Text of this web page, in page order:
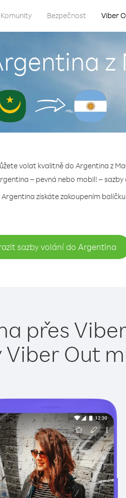
Komunity Bezpečnost Viber
volat kvalitně do Argentina z
– pevná nebo mobil! – sazby
získáte zakoupením
sazby volání do Argentina
přes
Viber Out